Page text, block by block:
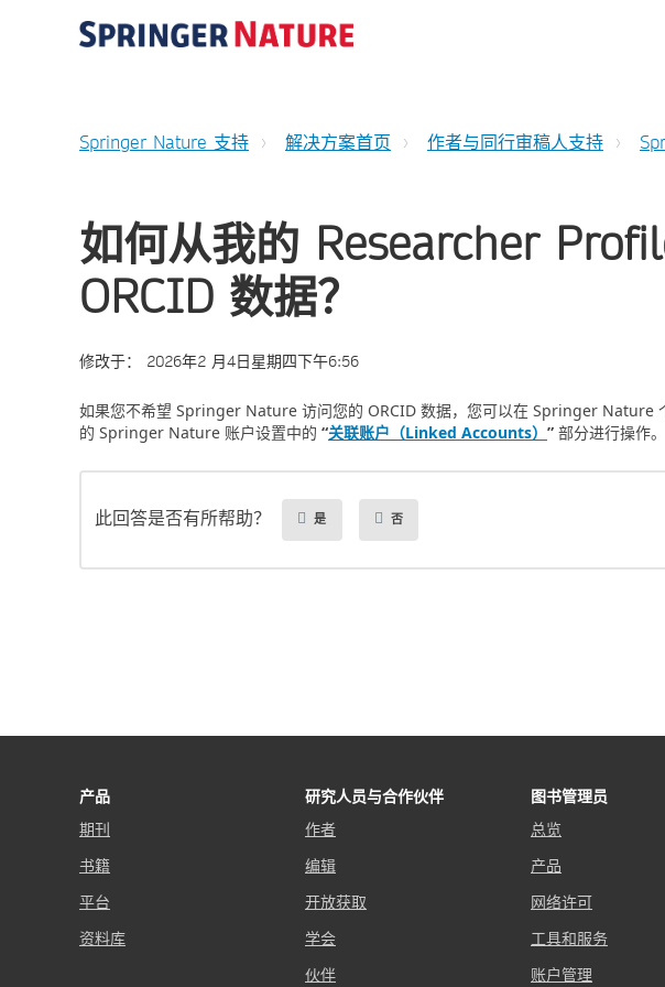
Springer Nature 支持 解决方案首页 作者与同行审稿人支持
如何从我的 Researcher
ORCID 数据？
修改于： 2026年2 月4日星期四下午6:56
如果您不希望 Springer Nature 访问您的 ORCID 数据，您可以在 Springer Nature
的 Springer Nature 账户设置中的 “关联账户（Linked Accounts） ” 部分进行操作。
此回答是否有所帮助？ 是 否
产品
期刊
书籍
平台
资料库
研究人员与合作伙伴
作者
编辑
开放获取
学会
伙伴
图书管理员
总览
产品
网络许可
工具和服务
账户管理